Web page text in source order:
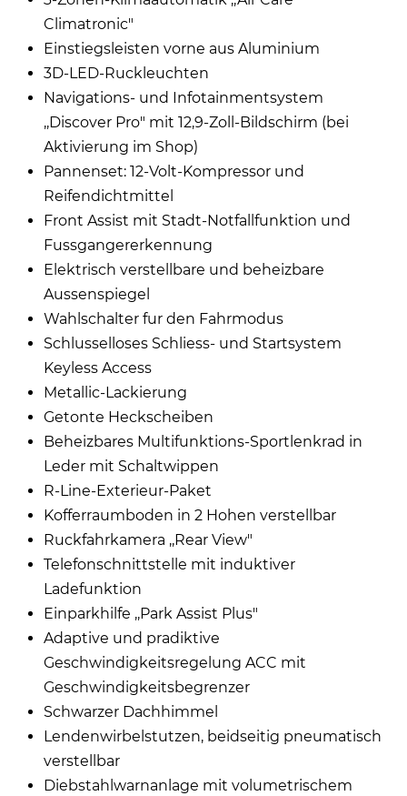
Climatronic"
Einstiegsleisten vorne aus Aluminium
3D-LED-Ruckleuchten
Navigations- und Infotainmentsystem
,,Discover Pro" mit 12,9-Zoll-Bildschirm (bei
Aktivierung im Shop)
Pannenset: 12-Volt-Kompressor und
Reifendichtmittel
Front Assist mit Stadt-Notfallfunktion und
Fussgangererkennung
Elektrisch verstellbare und beheizbare
Aussenspiegel
Wahlschalter fur den Fahrmodus
Schlusselloses Schliess- und Startsystem
Keyless Access
Metallic-Lackierung
Getonte Heckscheiben
Beheizbares Multifunktions-Sportlenkrad in
Leder mit Schaltwippen
R-Line-Exterieur-Paket
Kofferraumboden in 2 Hohen verstellbar
Ruckfahrkamera ,,Rear View"
Telefonschnittstelle mit induktiver
Ladefunktion
Einparkhilfe ,,Park Assist Plus"
Adaptive und pradiktive
Geschwindigkeitsregelung ACC mit
Geschwindigkeitsbegrenzer
Schwarzer Dachhimmel
Lendenwirbelstutzen, beidseitig pneumatisch
verstellbar
Diebstahlwarnanlage mit volumetrischem